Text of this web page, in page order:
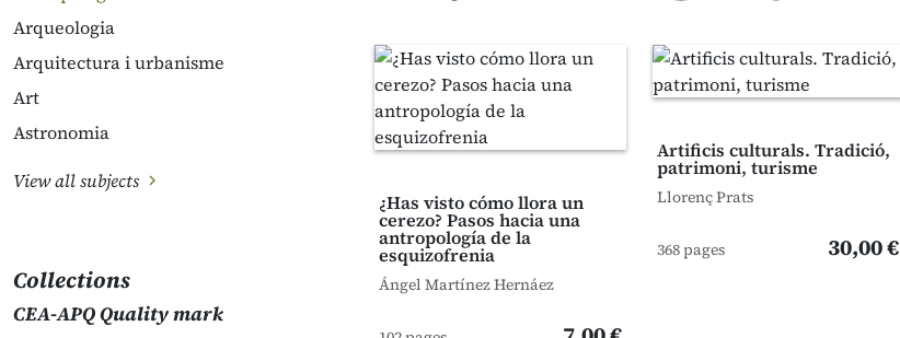
Arqueologia
Arquitectura i urbanisme
Art
Astronomia
View all subjects
Collections
CEA-APQ Quality mark
¿Has visto cómo llora un
cerezo? Pasos hacia una
antropología de la
esquizofrenia
Ángel Martínez Hernáez
Artificis culturals. Tradició,
patrimoni, turisme
Llorenç Prats
368 pages 30,00 €